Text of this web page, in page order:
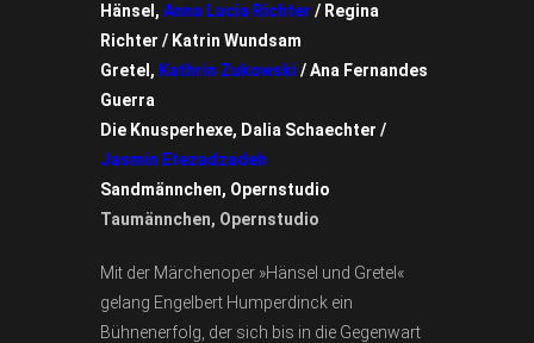
Hänsel, Anna Lucia Richter / Regina
Richter / Katrin Wundsam
Gretel, Kathrin Zukowski /Ana Fernandes
Guerra
Die Knusperhexe, Dalia Schaechter /
Jasmin Etezadzadeh
Sandmännchen, Opernstudio
Taumännchen, Opernstudio
Mit der Märchenoper »Hänsel und Gretel«
gelang Engelbert Humperdinck ein
Bühnenerfolg, der sich bis in die Gegenwart